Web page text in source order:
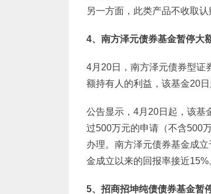
另一方面，此类产品不收取
4、南方泽元债券基金暂停大
4月20日，南方泽元债券型证
额持有人的利益，该基金20日
公告显示，4月20日起，该基
过500万元的申请（不含500
办理。南方泽元债券基金成
金成立以来的回报率接近15%
5、招商招坤纯债债券基金暂